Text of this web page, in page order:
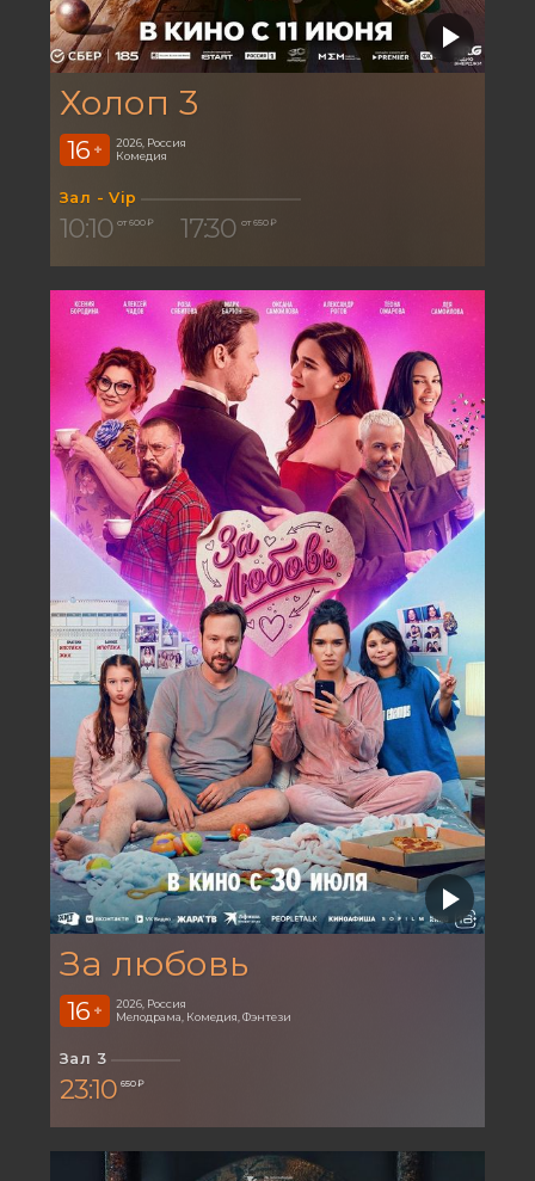
Холоп 3
16 +
2026, Россия
Комедия
Зал - Vip
10:10 от 600 ₽ 17:30 от 650 ₽
За любовь
16 +
2026, Россия
Мелодрама, Комедия, Фэнтези
Зал 3
23:10 650 ₽